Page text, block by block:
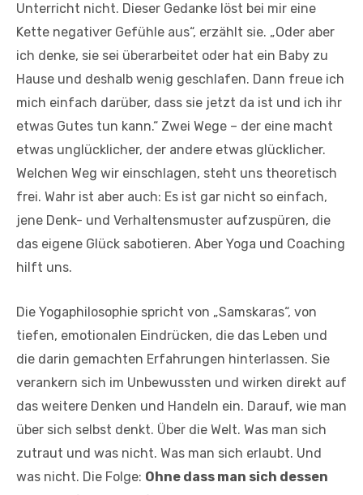
Unterricht nicht. Dieser Gedanke löst bei mir eine
Kette negativer Gefühle aus“, erzählt sie. „Oder aber
ich denke, sie sei überarbeitet oder hat ein Baby zu
Hause und deshalb wenig geschlafen. Dann freue ich
mich einfach darüber, dass sie jetzt da ist und ich ihr
etwas Gutes tun kann.“ Zwei Wege – der eine macht
etwas unglücklicher, der andere etwas glücklicher.
Welchen Weg wir einschlagen, steht uns theoretisch
frei. Wahr ist aber auch: Es ist gar nicht so einfach,
jene Denk- und Verhaltensmuster aufzuspüren, die
das eigene Glück sabotieren. Aber Yoga und Coaching
hilft uns.
Die Yogaphilosophie spricht von „Samskaras“, von
tiefen, emotionalen Eindrücken, die das Leben und
die darin gemachten Erfahrungen hinterlassen. Sie
verankern sich im Unbewussten und wirken direkt auf
das weitere Denken und Handeln ein. Darauf, wie man
über sich selbst denkt. Über die Welt. Was man sich
zutraut und was nicht. Was man sich erlaubt. Und
was nicht. Die Folge: Ohne dass man sich dessen